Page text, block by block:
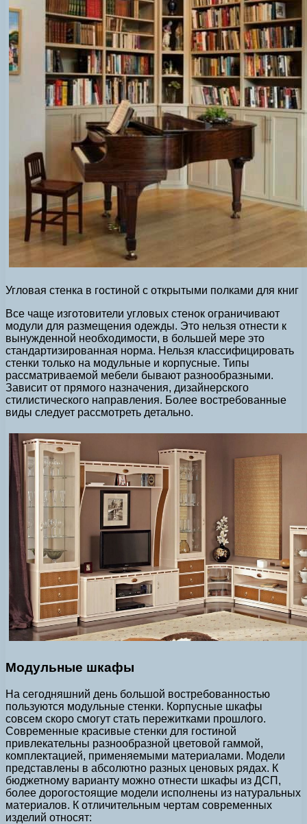
Угловая стенка в гостиной с открытыми полками для книг
Все чаще изготовители угловых стенок ограничивают
модули для размещения одежды. Это нельзя отнести к
вынужденной необходимости, в большей мере это
стандартизированная норма. Нельзя классифицировать
стенки только на модульные и корпусные. Типы
рассматриваемой мебели бывают разнообразными.
Зависит от прямого назначения, дизайнерского
стилистического направления. Более востребованные
виды следует рассмотреть детально.
Модульные шкафы
На сегодняшний день большой востребованностью
пользуются модульные стенки. Корпусные шкафы
совсем скоро смогут стать пережитками прошлого.
Современные красивые стенки для гостиной
привлекательны разнообразной цветовой гаммой,
комплектацией, применяемыми материалами. Модели
представлены в абсолютно разных ценовых рядах. К
бюджетному варианту можно отнести шкафы из ДСП,
более дорогостоящие модели исполнены из натуральных
материалов. К отличительным чертам современных
изделий относят: